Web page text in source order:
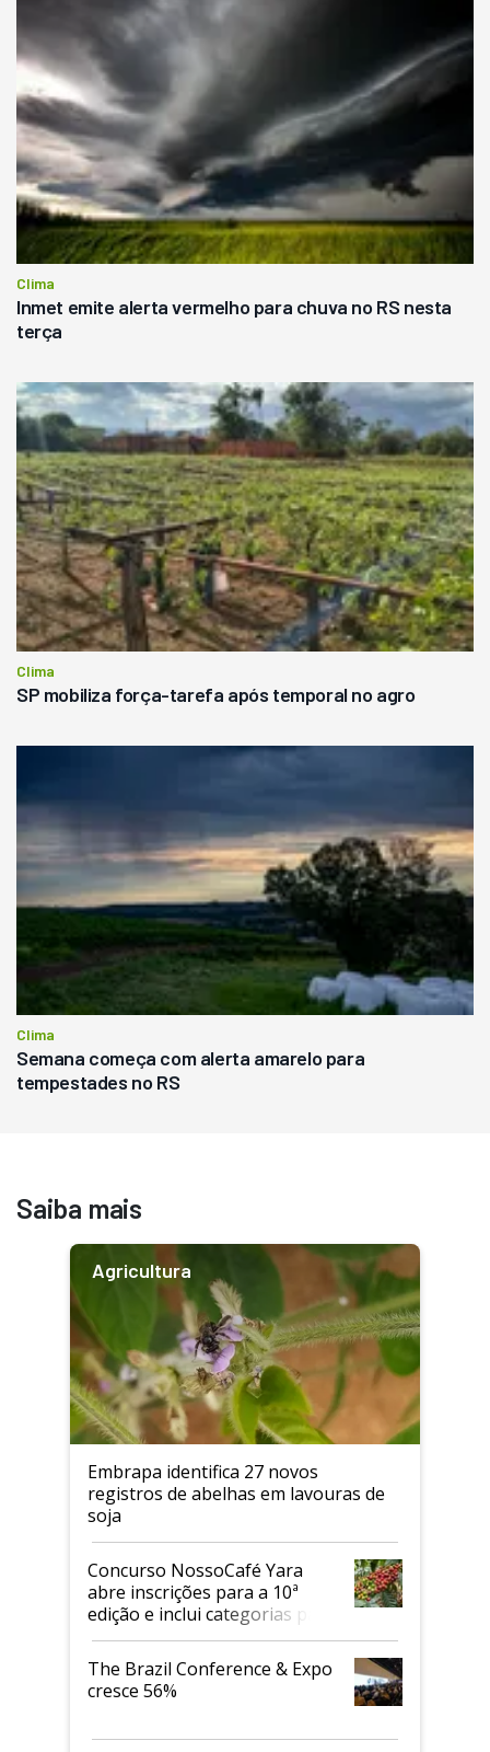
Clima
Inmet emite alerta vermelho para chuva no RS nesta
terça
Clima
SP mobiliza força-tarefa após temporal no agro
Clima
Semana começa com alerta amarelo para
tempestades no RS
Saiba mais
Agricultura
Embrapa identifica 27 novos
registros de abelhas em lavouras de
soja
Concurso NossoCafé Yara
abre inscrições para a 10ª
edição e inclui categorias para
cafés Canephora
The Brazil Conference & Expo
cresce 56%